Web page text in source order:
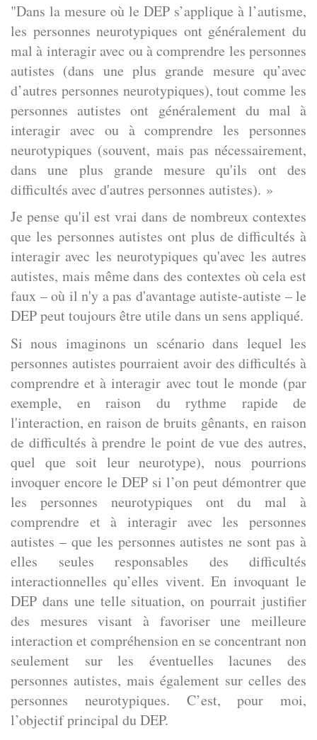
"Dans la mesure où le DEP s’applique à l’autisme,
les personnes neurotypiques ont généralement du
mal à interagir avec ou à comprendre les personnes
autistes (dans une plus grande mesure qu’avec
d’autres personnes neurotypiques), tout comme les
personnes autistes ont généralement du mal à
interagir avec ou à comprendre les personnes
neurotypiques (souvent, mais pas nécessairement,
dans une plus grande mesure qu'ils ont des
difficultés avec d'autres personnes autistes). »
Je pense qu'il est vrai dans de nombreux contextes
que les personnes autistes ont plus de difficultés à
interagir avec les neurotypiques qu'avec les autres
autistes, mais même dans des contextes où cela est
faux – où il n'y a pas d'avantage autiste-autiste – le
DEP peut toujours être utile dans un sens appliqué.
Si nous imaginons un scénario dans lequel les
personnes autistes pourraient avoir des difficultés à
comprendre et à interagir avec tout le monde (par
exemple, en raison du rythme rapide de
l'interaction, en raison de bruits gênants, en raison
de difficultés à prendre le point de vue des autres,
quel que soit leur neurotype), nous pourrions
invoquer encore le DEP si l’on peut démontrer que
les personnes neurotypiques ont du mal à
comprendre et à interagir avec les personnes
autistes – que les personnes autistes ne sont pas à
elles seules responsables des difficultés
interactionnelles qu’elles vivent. En invoquant le
DEP dans une telle situation, on pourrait justifier
des mesures visant à favoriser une meilleure
interaction et compréhension en se concentrant non
seulement sur les éventuelles lacunes des
personnes autistes, mais également sur celles des
personnes neurotypiques. C’est, pour moi,
l’objectif principal du DEP.